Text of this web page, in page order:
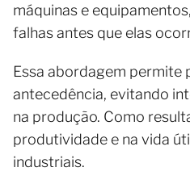
máquinas e
falhas antes que elas
Essa abordagem permite
antecedência, evitando
na produção. Como
produtividade e na vida
industriais.